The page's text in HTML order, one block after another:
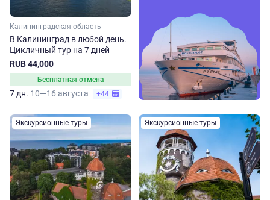
Калининградская область
В Калининград в любой день.
Цикличный тур на 7 дней
RUB 44,000
Бесплатная отмена
7 дн. 10—16 августа +44
Экскурсионные туры Экскурсионные туры